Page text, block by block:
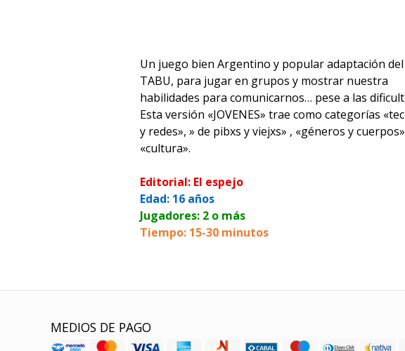
Un juego bien Argentino y popular adaptación del
TABU, para jugar en grupos y mostrar nuestra
habilidades para comunicarnos… pese a las
Esta versión «JOVENES» trae como categorías
y redes», » de pibxs y viejxs» , «géneros y
«cultura».
Editorial: El espejo
Edad: 16 años
Jugadores: 2 o más
Tiempo: 15-30 minutos
MEDIOS DE PAGO